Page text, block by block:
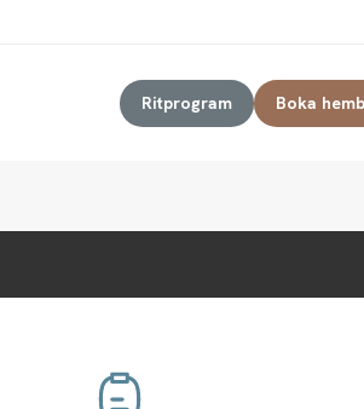
Ritprogram Boka